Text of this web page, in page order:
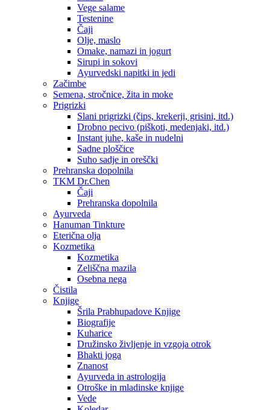
Vege salame
Testenine
Čaji
Olje, maslo
Omake, namazi in jogurt
Sirupi in sokovi
Ayurvedski napitki in jedi
Začimbe
Semena, stročnice, žita in moke
Prigrizki
Slani prigrizki (čips, krekerji, grisini, itd.)
Drobno pecivo (piškoti, medenjaki, itd.)
Instant juhe, kaše in nudelni
Sadne ploščice
Suho sadje in oreščki
Prehranska dopolnila
TKM Dr.Chen
Čaji
Prehranska dopolnila
Ayurveda
Hanuman Tinkture
Eterična olja
Kozmetika
Kozmetika
Zeliščna mazila
Osebna nega
Čistila
Knjige
Šrila Prabhupadove Knjige
Biografije
Kuharice
Družinsko življenje in vzgoja otrok
Bhakti joga
Znanost
Ayurveda in astrologija
Otroške in mladinske knjige
Vede